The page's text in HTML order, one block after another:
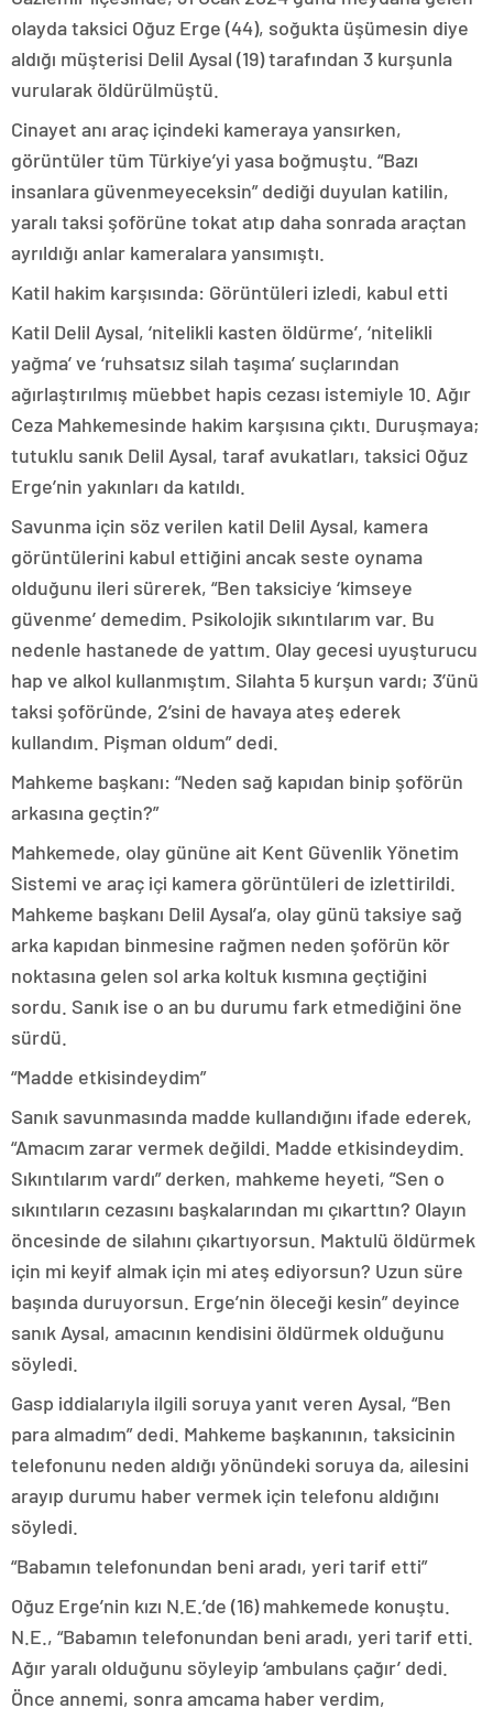
olayda taksici Oğuz Erge (44), soğukta üşümesin diye
aldığı müşterisi Delil Aysal (19) tarafından 3 kurşunla
vurularak öldürülmüştü.
Cinayet anı araç içindeki kameraya yansırken,
görüntüler tüm Türkiye’yi yasa boğmuştu. “Bazı
insanlara güvenmeyeceksin” dediği duyulan katilin,
yaralı taksi şoförüne tokat atıp daha sonrada araçtan
ayrıldığı anlar kameralara yansımıştı.
Katil hakim karşısında: Görüntüleri izledi, kabul etti
Katil Delil Aysal, ‘nitelikli kasten öldürme’, ‘nitelikli
yağma’ ve ‘ruhsatsız silah taşıma’ suçlarından
ağırlaştırılmış müebbet hapis cezası istemiyle 10. Ağır
Ceza Mahkemesinde hakim karşısına çıktı. Duruşmaya;
tutuklu sanık Delil Aysal, taraf avukatları, taksici Oğuz
Erge’nin yakınları da katıldı.
Savunma için söz verilen katil Delil Aysal, kamera
görüntülerini kabul ettiğini ancak seste oynama
olduğunu ileri sürerek, “Ben taksiciye ‘kimseye
güvenme’ demedim. Psikolojik sıkıntılarım var. Bu
nedenle hastanede de yattım. Olay gecesi uyuşturucu
hap ve alkol kullanmıştım. Silahta 5 kurşun vardı; 3’ünü
taksi şoföründe, 2’sini de havaya ateş ederek
kullandım. Pişman oldum” dedi.
Mahkeme başkanı: “Neden sağ kapıdan binip şoförün
arkasına geçtin?”
Mahkemede, olay gününe ait Kent Güvenlik Yönetim
Sistemi ve araç içi kamera görüntüleri de izlettirildi.
Mahkeme başkanı Delil Aysal’a, olay günü taksiye sağ
arka kapıdan binmesine rağmen neden şoförün kör
noktasına gelen sol arka koltuk kısmına geçtiğini
sordu. Sanık ise o an bu durumu fark etmediğini öne
sürdü.
“Madde etkisindeydim”
Sanık savunmasında madde kullandığını ifade ederek,
“Amacım zarar vermek değildi. Madde etkisindeydim.
Sıkıntılarım vardı” derken, mahkeme heyeti, “Sen o
sıkıntıların cezasını başkalarından mı çıkarttın? Olayın
öncesinde de silahını çıkartıyorsun. Maktulü öldürmek
için mi keyif almak için mi ateş ediyorsun? Uzun süre
başında duruyorsun. Erge’nin öleceği kesin” deyince
sanık Aysal, amacının kendisini öldürmek olduğunu
söyledi.
Gasp iddialarıyla ilgili soruya yanıt veren Aysal, “Ben
para almadım” dedi. Mahkeme başkanının, taksicinin
telefonunu neden aldığı yönündeki soruya da, ailesini
arayıp durumu haber vermek için telefonu aldığını
söyledi.
“Babamın telefonundan beni aradı, yeri tarif etti”
Oğuz Erge’nin kızı N.E.’de (16) mahkemede konuştu.
N.E., “Babamın telefonundan beni aradı, yeri tarif etti.
Ağır yaralı olduğunu söyleyip ‘ambulans çağır’ dedi.
Önce annemi, sonra amcama haber verdim,